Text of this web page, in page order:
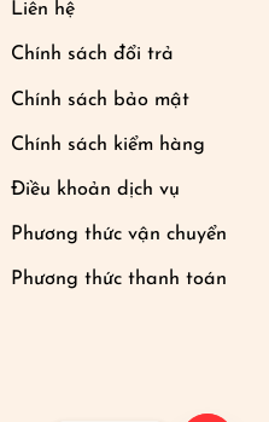
Liên hệ
Chính sách đổi trả
Chính sách bảo mật
Chính sách kiểm hàng
Điều khoản dịch vụ
Phương thức vận chuyển
Phương thức thanh toán